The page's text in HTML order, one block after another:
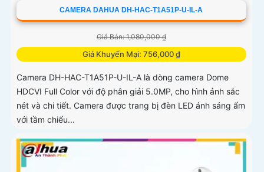
CAMERA DAHUA DH-HAC-T1A51P-U-IL-A
Giá Bán: 1,080,000 ₫
Giá Khuyến Mại: 756,000 ₫
Camera DH-HAC-T1A51P-U-IL-A là dòng camera Dome
HDCVI Full Color với độ phân giải 5.0MP, cho hình ảnh sắc
nét và chi tiết. Camera được trang bị đèn LED ánh sáng ấm
với tầm chiếu...